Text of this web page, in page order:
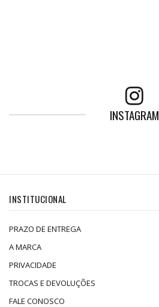
INSTAGRAM
INSTITUCIONAL
PRAZO DE ENTREGA
A MARCA
PRIVACIDADE
TROCAS E DEVOLUÇÕES
FALE CONOSCO